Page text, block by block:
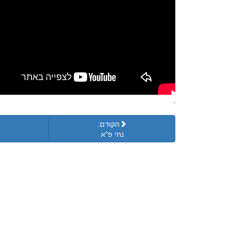
.
הקודם:
נחי פ"א